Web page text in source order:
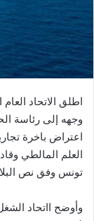
وجهه إلى رئاسة
اعتراض باخرة
العلم المالطي
تونس وفق نص